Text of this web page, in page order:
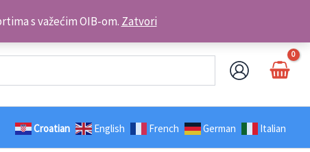
s važećim OIB-om. ZatvoriKontakt telefon: +385 98 179 3891
Croatian English French German Italian